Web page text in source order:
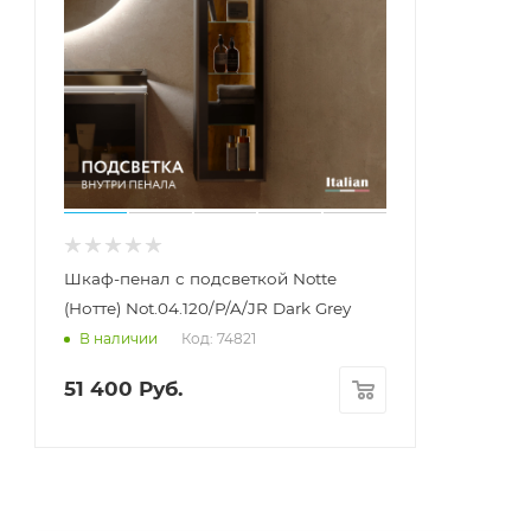
Шкаф-пенал с подсветкой Notte
(Нотте) Not.04.120/P/A/JR Dark Grey
В наличии Код: 74821
51 400 Руб.